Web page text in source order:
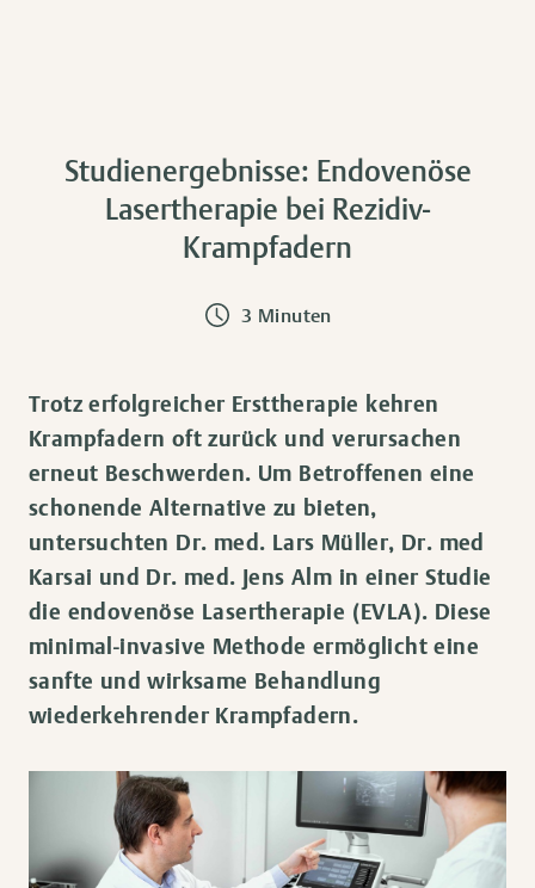
Studienergebnisse: Endovenöse
Lasertherapie bei Rezidiv-
Krampfadern
3 Minuten
Trotz erfolgreicher Ersttherapie kehren
Krampfadern oft zurück und verursachen
erneut Beschwerden. Um Betroffenen eine
schonende Alternative zu bieten,
untersuchten Dr. med. Lars Müller, Dr. med
Karsai und Dr. med. Jens Alm in einer Studie
die endovenöse Lasertherapie (EVLA). Diese
minimal-invasive Methode ermöglicht eine
sanfte und wirksame Behandlung
wiederkehrender Krampfadern.